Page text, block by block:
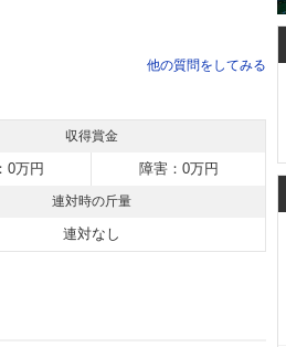
他の質問をしてみる
収得賞金
0万円 障害：0万円
連対時の斤量
連対なし